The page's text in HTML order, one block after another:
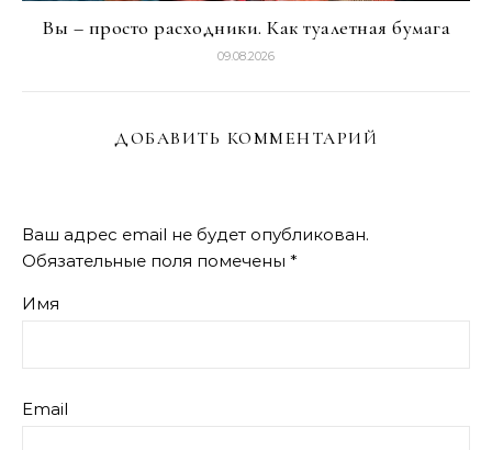
Вы – просто расходники. Как туалетная бумага
09.08.2026
ДОБАВИТЬ КОММЕНТАРИЙ
Ваш адрес email не будет опубликован.
Обязательные поля помечены *
Имя
Email